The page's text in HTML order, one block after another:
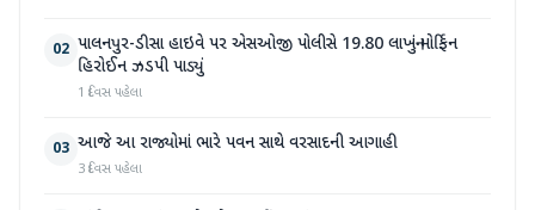
02 પાલનપુર-ડીસા હાઇવે પર એસઓજી પોલીસે 19.80 લાખનું મોર્ફિન
હિરોઈન ઝડપી પાડ્યું
1 દિવસ પહેલા
03 આજે આ રાજ્યોમાં ભારે પવન સાથે વરસાદની આગાહી
3 દિવસ પહેલા